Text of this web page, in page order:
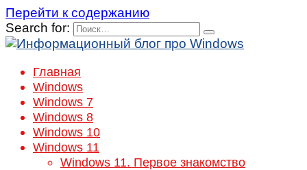
Перейти к содержанию
Search for:
Главная
Windows
Windows 7
Windows 8
Windows 10
Windows 11
Windows 11. Первое знакомство